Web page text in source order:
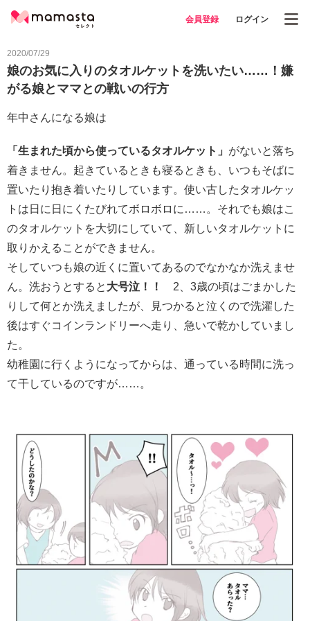
会員登録 ログイン
2020/07/29
娘のお気に入りのタオルケットを洗いたい……！嫌
がる娘とママとの戦いの行方
年中さんになる娘は
「生まれた頃から使っているタオルケット」 がないと落ち
着きません。起きているときも寝るときも、いつもそばに
置いたり抱き着いたりしています。使い古したタオルケッ
トは日に日にくたびれてボロボロに……。それでも娘はこ
のタオルケットを大切にしていて、新しいタオルケットに
取りかえることができません。
そしていつも娘の近くに置いてあるのでなかなか洗えませ
ん。洗おうとすると 大号泣！！
2、3歳の頃はごまかした
りして何とか洗えましたが、見つかると泣くので洗濯した
後はすぐコインランドリーへ走り、急いで乾かしていまし
た。
幼稚園に行くようになってからは、通っている時間に洗っ
て干しているのですが……。